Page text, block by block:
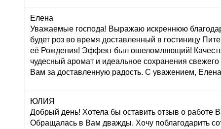
Елена
Уважаемые господа! Выражаю искреннюю
будет роз во время доставленный в гостиницу
её Рождения! Эффект был ошеломляющий!
чудесный аромат и идеальное сохранения
Вам за доставленную радость. С уважением,
ЮЛИЯ
Добрый день! Хотела бы оставить отзыв о работе
Обращалась в Вам дважды. Хочу поблагодарить